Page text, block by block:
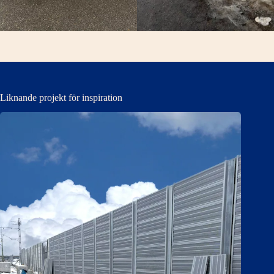
Liknande projekt för inspiration